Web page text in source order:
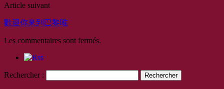
Article suivant
歡迎你來到巴黎唯
Les commentaires sont fermés.
Rechercher :